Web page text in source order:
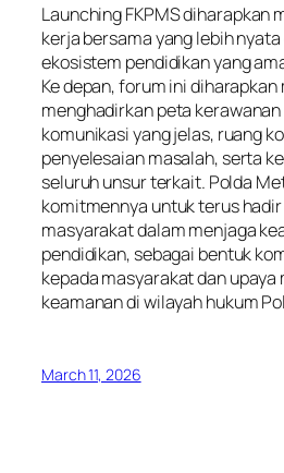
Launching FKPMS diharapkan
kerja bersama yang lebih
ekosistem pendidikan yang
Ke depan, forum ini diharapkan
menghadirkan peta
komunikasi yang jelas, ruang
penyelesaian masalah, serta
seluruh unsur terkait. Polda
komitmennya untuk terus
masyarakat dalam menjaga
pendidikan, sebagai bentuk
kepada masyarakat dan
keamanan di wilayah hukum
March 11, 2026